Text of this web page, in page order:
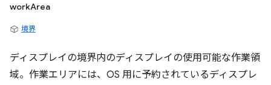
workArea
境界
ディスプレイの境界内のディスプレイの使用可能な作業領
域。作業エリアには、OS 用に予約されているディスプレ